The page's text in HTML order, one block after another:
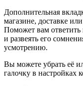
Дополнительная
магазине, доставке
Поможет вам
и развеять его
усмотрению.
Вы можете убрать её
галочку в настройках